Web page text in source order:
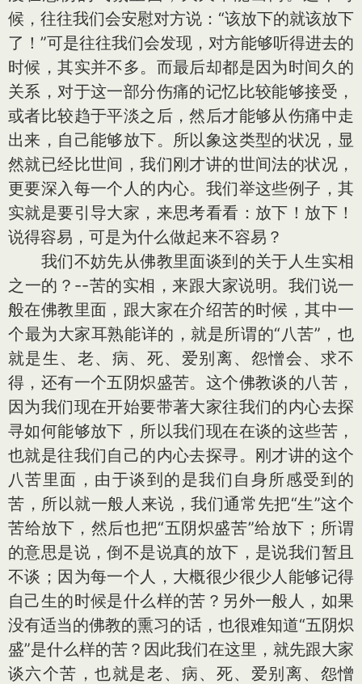
候，往往我们会安慰对方说：“该放下的就该放下
了！”可是往往我们会发现，对方能够听得进去的
时候，其实并不多。而最后却都是因为时间久的
关系，对于这一部分伤痛的记忆比较能够接受，
或者比较趋于平淡之后，然后才能够从伤痛中走
出来，自己能够放下。所以象这类型的状况，显
然就已经比世间，我们刚才讲的世间法的状况，
更要深入每一个人的内心。我们举这些例子，其
实就是要引导大家，来思考看看：放下！放下！
说得容易，可是为什么做起来不容易？
我们不妨先从佛教里面谈到的关于人生实相
之一的？--苦的实相，来跟大家说明。我们说一
般在佛教里面，跟大家在介绍苦的时候，其中一
个最为大家耳熟能详的，就是所谓的“八苦”，也
就是生、老、病、死、爱别离、怨憎会、求不
得，还有一个五阴炽盛苦。这个佛教谈的八苦，
因为我们现在开始要带著大家往我们的内心去探
寻如何能够放下，所以我们现在在谈的这些苦，
也就是往我们自己的内心去探寻。刚才讲的这个
八苦里面，由于谈到的是我们自身所感受到的
苦，所以就一般人来说，我们通常先把“生”这个
苦给放下，然后也把“五阴炽盛苦”给放下；所谓
的意思是说，倒不是说真的放下，是说我们暂且
不谈；因为每一个人，大概很少很少人能够记得
自己生的时候是什么样的苦？另外一般人，如果
没有适当的佛教的熏习的话，也很难知道“五阴炽
盛”是什么样的苦？因此我们在这里，就先跟大家
谈六个苦，也就是老、病、死、爱别离、怨憎